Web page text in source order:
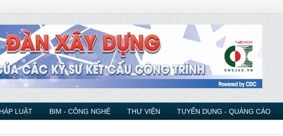
LUẬT BIM - CÔNG NGHỆ THƯ VIỆN TUYỂN DỤNG - QUẢNG CÁO